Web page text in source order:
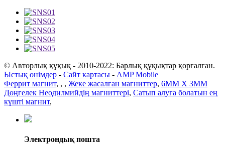
© Авторлық құқық - 2010-2022: Барлық құқықтар қорғалған.
Ыстық өнімдер - Сайт картасы - AMP Mobile
Феррит магнит, , , Жеке жасалған магниттер, 6MM X 3MM
Дөңгелек Неодилмийдің магниттері, Сатып алуға болатын ең
күшті магнит,
Электрондық пошта